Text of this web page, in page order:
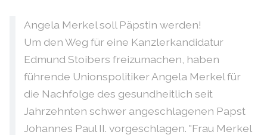
Angela Merkel soll Päpstin werden!
Um den Weg für eine Kanzlerkandidatur
Edmund Stoibers freizumachen, haben
führende Unionspolitiker Angela Merkel für
die Nachfolge des gesundheitlich seit
Jahrzehnten schwer angeschlagenen Papst
Johannes Paul II. vorgeschlagen. "Frau Merkel